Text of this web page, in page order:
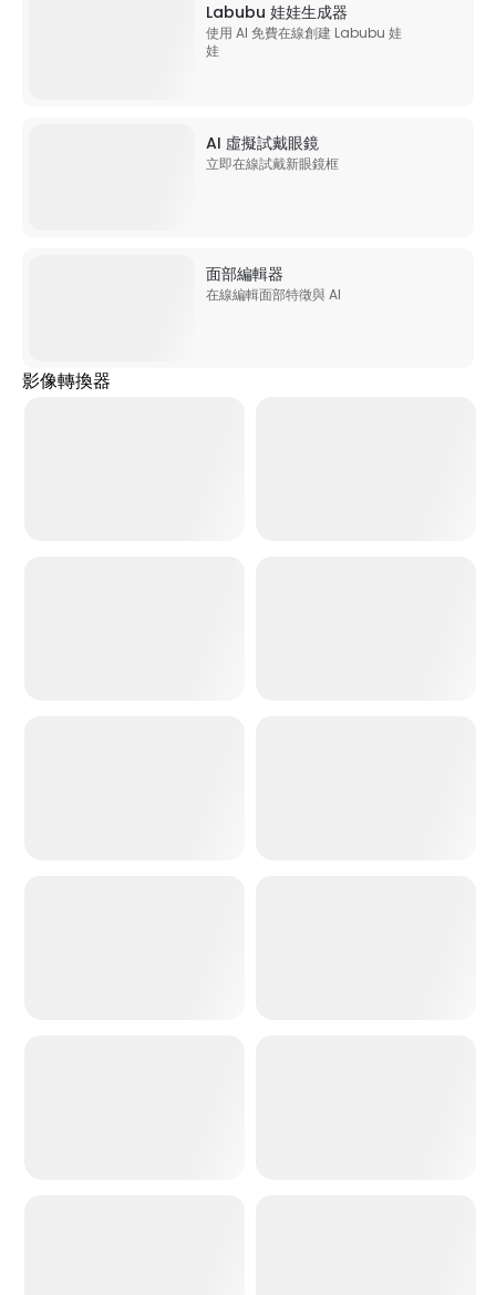
Labubu 娃娃生成器
使用 AI 免費在線創建 Labubu 娃
娃
AI 虛擬試戴眼鏡
立即在線試戴新眼鏡框
面部編輯器
在線編輯面部特徵與 AI
影像轉換器